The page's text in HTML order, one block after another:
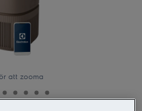
att zooma